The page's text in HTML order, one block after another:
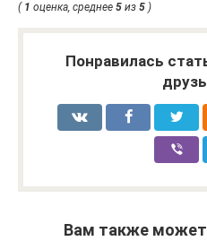
( 1 оценка, среднее 5 из 5 )
Понравилась
Вам также может